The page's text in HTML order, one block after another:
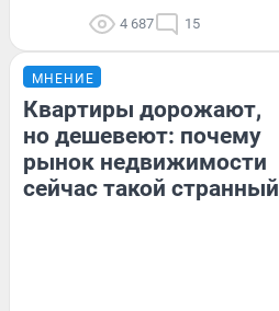
4 687 15
МНЕНИЕ
Квартиры дорожают,
но дешевеют: почему
рынок недвижимости
сейчас такой странный